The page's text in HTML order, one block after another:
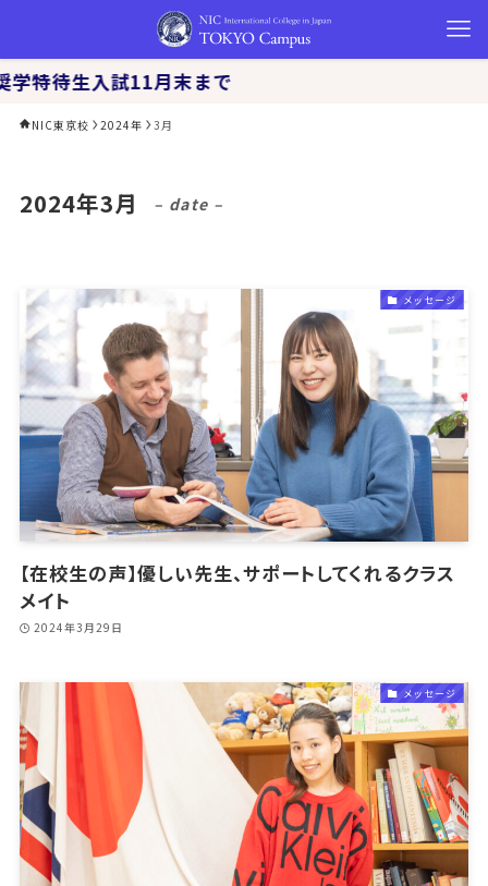
生入試11月末まで
NIC東京校 2024年 3月
2024年3月 – date –
メッセージ
【在校生の声】優しい先生、サポートしてくれるクラス
メイト
2024年3月29日
メッセージ